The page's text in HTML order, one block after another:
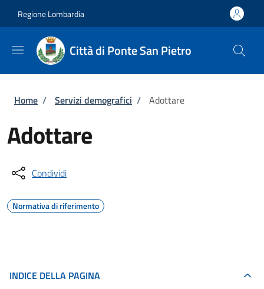
Regione Lombardia
Città di Ponte San Pietro
Briciole di pane
Home / Servizi demografici / Adottare
Adottare
Condividi
Normativa di riferimento
INDICE DELLA PAGINA